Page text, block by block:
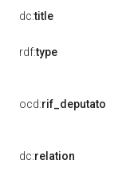
dc:title
rdf:type
ocd:rif_deputato
dc:relation